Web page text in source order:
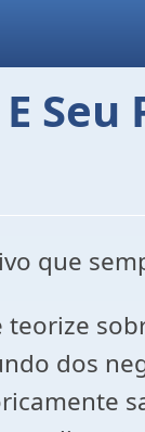
que
teorize
dos